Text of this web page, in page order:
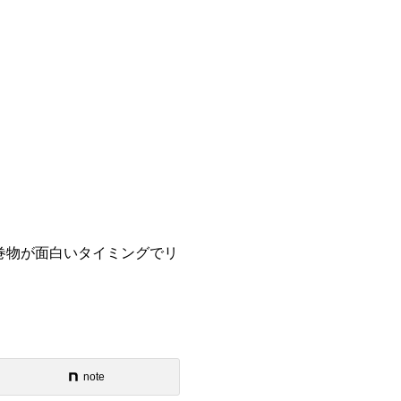
が面白いタイミングでリ
note